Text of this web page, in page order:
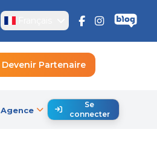
Devenir Partenaire
Agence
Se
connecter